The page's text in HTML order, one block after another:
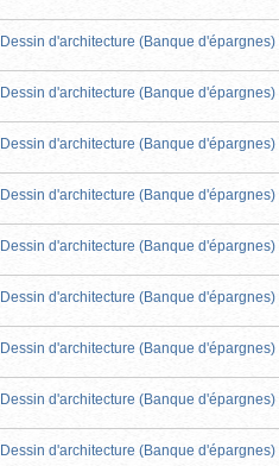
Dessin d'architecture (Banque d'épargnes)
Dessin d'architecture (Banque d'épargnes)
Dessin d'architecture (Banque d'épargnes)
Dessin d'architecture (Banque d'épargnes)
Dessin d'architecture (Banque d'épargnes)
Dessin d'architecture (Banque d'épargnes)
Dessin d'architecture (Banque d'épargnes)
Dessin d'architecture (Banque d'épargnes)
Dessin d'architecture (Banque d'épargnes)